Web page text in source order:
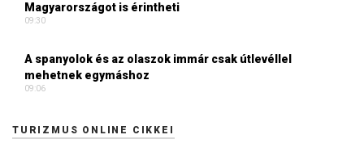
Magyarországot is érintheti
09:30
A spanyolok és az olaszok immár csak útlevéllel
mehetnek egymáshoz
09:06
TURIZMUS ONLINE CIKKEI